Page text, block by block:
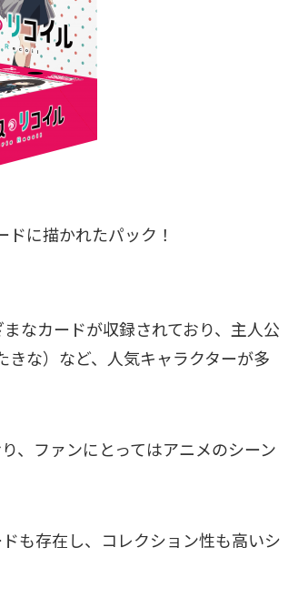
ドに描かれたパック！
なカードが収録されており、主人公
きな）など、人気キャラクターが多
、ファンにとってはアニメのシーン
も存在し、コレクション性も高いシ